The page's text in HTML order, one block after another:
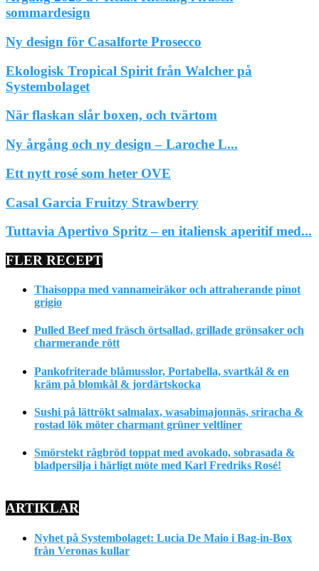
sommardesign
Ny design för Casalforte Prosecco
Ekologisk Tropical Spirit från Walcher på
Systembolaget
När flaskan slår boxen, och tvärtom
Ny årgång och ny design – Laroche L...
Ett nytt rosé som heter OVE
Casal Garcia Fruitzy Strawberry
Tuttavia Apertivo Spritz – en italiensk aperitif med...
FLER RECEPT
Thaisoppa med vannameiräkor och attraherande pinot
grigio
Pulled Beef med fräsch örtsallad, grillade grönsaker och
charmerande rött
Pankofriterade blåmusslor, Portabella, svartkål & en
kräm på blomkål & jordärtskocka
Sushi på lättrökt salmalax, wasabimajonnäs, sriracha &
rostad lök möter charmant grüner veltliner
Smörstekt rågbröd toppat med avokado, sobrasada &
bladpersilja i härligt möte med Karl Fredriks Rosé!
ARTIKLAR
Nyhet på Systembolaget: Lucia De Maio i Bag-in-Box
från Veronas kullar